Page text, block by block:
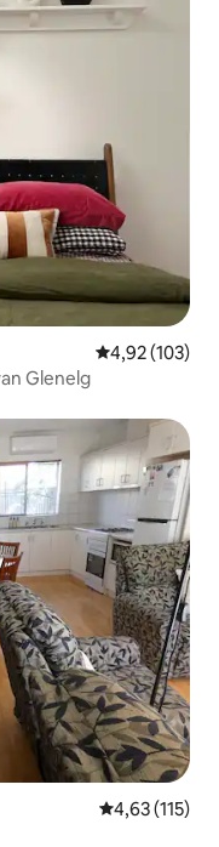
Gemiddelde
4,92 (103)
Glenelg
Gemiddelde
4,63 (115)